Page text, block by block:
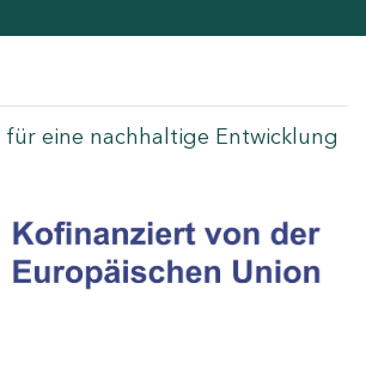
für eine nachhaltige Entwicklung